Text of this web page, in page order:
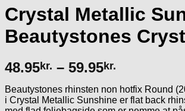
Crystal Metallic
Beautystones
48.95kr. – 59.95kr.
til
Beautystones rhinsten non hotfix Round
i Crystal Metallic Sunshine er flat back